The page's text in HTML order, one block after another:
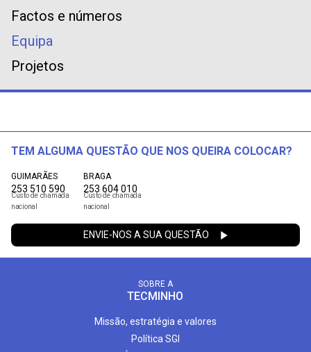
Factos e números
Equipa
Projetos
TEM ALGUMA QUESTÃO QUE NOS QUEIRA COLOCAR?
GUIMARÃES
253 510 590
Custo de chamada
nacional
BRAGA
253 604 010
Custo de chamada
nacional
ENVIE-NOS A SUA QUESTÃO
SOBRE A
TECMINHO
Missão, estratégia e valores
Política SGI